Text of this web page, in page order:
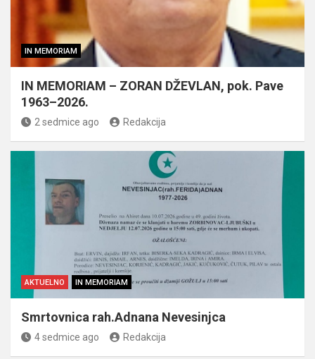
IN MEMORIAM
IN MEMORIAM – ZORAN DŽEVLAN, pok. Pave
1963–2026.
2 sedmice ago Redakcija
AKTUELNO IN MEMORIAM
Smrtovnica rah.Adnana Nevesinjca
4 sedmice ago Redakcija